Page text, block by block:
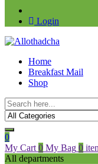
Login
Home
Breakfast Mail
Shop
0
My Cart 0 My Bag 0
All departments